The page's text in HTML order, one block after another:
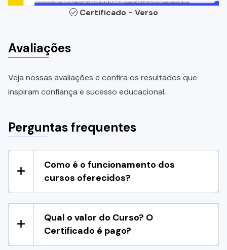
Certificado - Verso
Avaliações
Veja nossas avaliações e confira os resultados que
inspiram confiança e sucesso educacional.
Perguntas frequentes
Como é o funcionamento dos
cursos oferecidos?
Qual o valor do Curso? O
Certificado é pago?